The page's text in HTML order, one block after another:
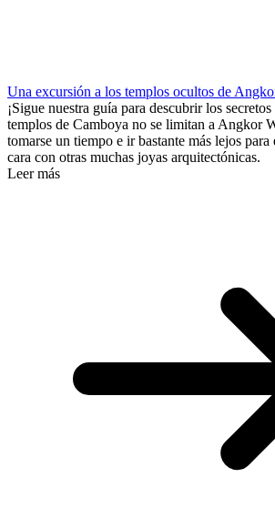
Una excursión a los templos ocultos de
¡Sigue nuestra guía para descubrir los
templos de Camboya no se limitan a Angkor
tomarse un tiempo e ir bastante más lejos para
cara con otras muchas joyas arquitectónicas.
Leer más